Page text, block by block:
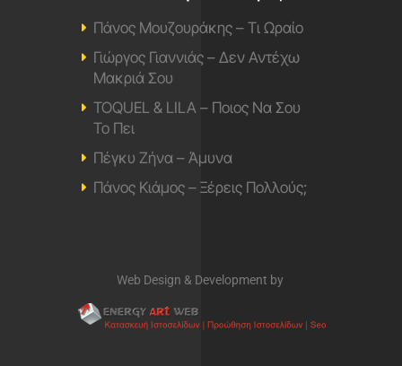
Πάνος Μουζουράκης – Τι Ωραίο
Γιώργος Γιαννιάς – Δεν Αντέχω
Μακριά Σου
TOQUEL & LILA – Ποιος Να Σου
Το Πει
Πέγκυ Ζήνα – Άμυνα
Πάνος Κιάμος – Ξέρεις Πολλούς;
Web Design & Development by